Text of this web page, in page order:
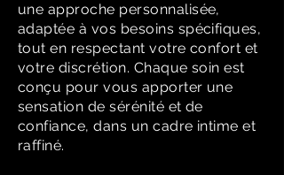
une approche personnalisée,
adaptée à vos besoins spécifiques,
tout en respectant votre confort et
votre discrétion. Chaque soin est
conçu pour vous apporter une
sensation de sérénité et de
confiance, dans un cadre intime et
raffiné.